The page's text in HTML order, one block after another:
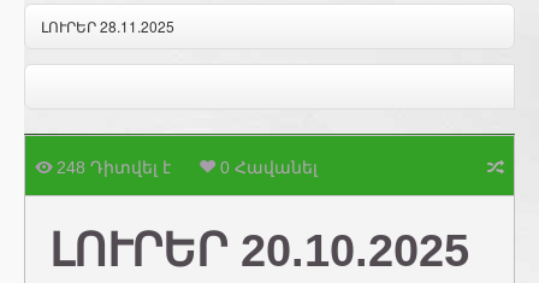
ԼՈՒՐԵՐ 28.11.2025
248 Դիտվել է 0 Հավանել
ԼՈՒՐԵՐ 20.10.2025